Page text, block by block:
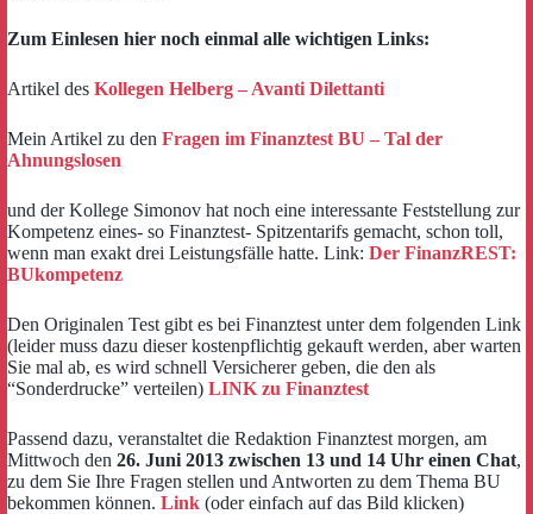
Zum Einlesen hier noch einmal alle wichtigen Links:
Artikel des Kollegen Helberg – Avanti Dilettanti
Mein Artikel zu den Fragen im Finanztest BU – Tal der
Ahnungslosen
und der Kollege Simonov hat noch eine interessante Feststellung zur
Kompetenz eines- so Finanztest- Spitzentarifs gemacht, schon toll,
wenn man exakt drei Leistungsfälle hatte. Link: Der FinanzREST:
BUkompetenz
Den Originalen Test gibt es bei Finanztest unter dem folgenden Link
(leider muss dazu dieser kostenpflichtig gekauft werden, aber warten
Sie mal ab, es wird schnell Versicherer geben, die den als
“Sonderdrucke” verteilen) LINK zu Finanztest
Passend dazu, veranstaltet die Redaktion Finanztest morgen, am
Mittwoch den 26. Juni 2013 zwischen 13 und 14 Uhr einen Chat,
zu dem Sie Ihre Fragen stellen und Antworten zu dem Thema BU
bekommen können. Link (oder einfach auf das Bild klicken)